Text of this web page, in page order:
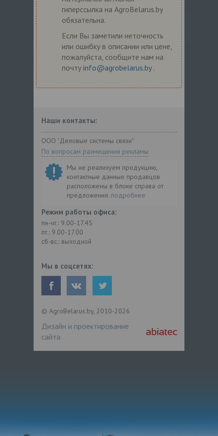
гиперссылка на AgroBelarus.by
обязательна.
Если Вы заметили неточность
или ошибку в описании или цене,
пожалуйста, сообщите нам на
почту info@agrobelarus.by .
Наши контакты:
ООО "Деловые системы связи"
По вопросам размещения рекламы
Мы не реализуем продукцию,
контактные данные продавцов
расположены в блоке справа от
предложения. подробнее
Режим работы офиса:
пн-чт.: 9.00-17.45
пт.: 9.00-17.00
сб-вс.: выходной
Мы в соцсетях:
© AgroBelarus.by, 2010-2026
Дизайн и проектирование
сайта